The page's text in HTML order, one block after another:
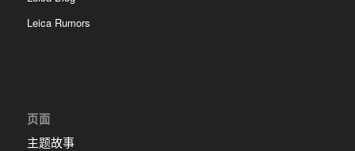
Leica Rumors
页面
主题故事